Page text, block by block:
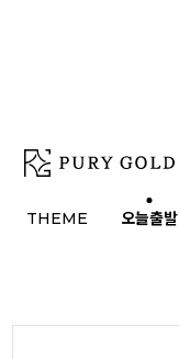
THEME 오늘출발